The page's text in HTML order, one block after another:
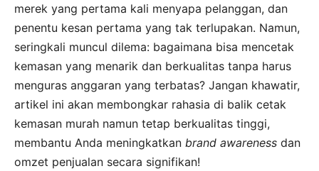
merek yang pertama kali menyapa pelanggan, dan
penentu kesan pertama yang tak terlupakan. Namun,
seringkali muncul dilema: bagaimana bisa mencetak
kemasan yang menarik dan berkualitas tanpa harus
menguras anggaran yang terbatas? Jangan khawatir,
artikel ini akan membongkar rahasia di balik cetak
kemasan murah namun tetap berkualitas tinggi,
membantu Anda meningkatkan brand awareness dan
omzet penjualan secara signifikan!